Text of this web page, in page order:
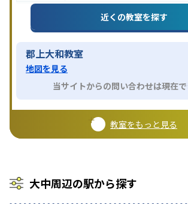
近くの教室を探す
郡上大和教室
地図を見る
当サイトからの問い合わせは現在
教室をもっと見る
大中周辺の駅から探す